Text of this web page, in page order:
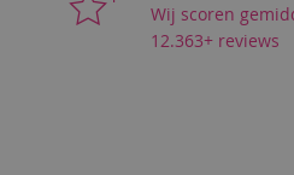
Wij scoren
12.363+ reviews